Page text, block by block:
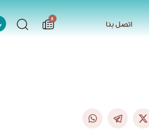
اتصل بنا 8الاخبار